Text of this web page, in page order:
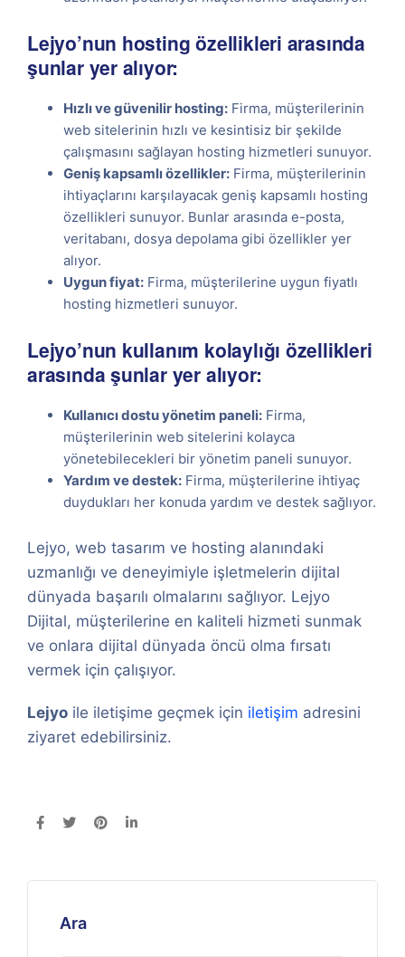
Lejyo’nun hosting özellikleri arasında
şunlar yer alıyor:
Hızlı ve güvenilir hosting: Firma, müşterilerinin
web sitelerinin hızlı ve kesintisiz bir şekilde
çalışmasını sağlayan hosting hizmetleri sunuyor.
Geniş kapsamlı özellikler: Firma, müşterilerinin
ihtiyaçlarını karşılayacak geniş kapsamlı hosting
özellikleri sunuyor. Bunlar arasında e-posta,
veritabanı, dosya depolama gibi özellikler yer
alıyor.
Uygun fiyat: Firma, müşterilerine uygun fiyatlı
hosting hizmetleri sunuyor.
Lejyo’nun kullanım kolaylığı özellikleri
arasında şunlar yer alıyor:
Kullanıcı dostu yönetim paneli: Firma,
müşterilerinin web sitelerini kolayca
yönetebilecekleri bir yönetim paneli sunuyor.
Yardım ve destek: Firma, müşterilerine ihtiyaç
duydukları her konuda yardım ve destek sağlıyor.
Lejyo, web tasarım ve hosting alanındaki
uzmanlığı ve deneyimiyle işletmelerin dijital
dünyada başarılı olmalarını sağlıyor. Lejyo
Dijital, müşterilerine en kaliteli hizmeti sunmak
ve onlara dijital dünyada öncü olma fırsatı
vermek için çalışıyor.
Lejyo ile iletişime geçmek için iletişim adresini
ziyaret edebilirsiniz.
Ara